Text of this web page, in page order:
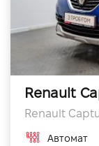
Renault
Renault
Автомат